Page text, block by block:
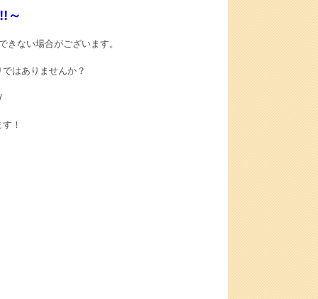
～
ない場合がございます。
はありませんか？
！